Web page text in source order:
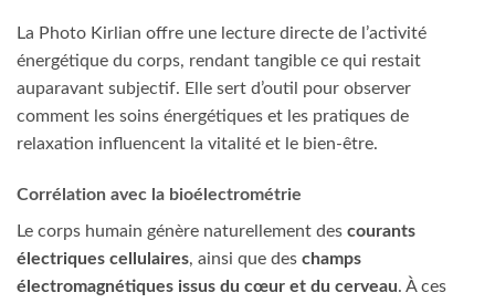
La Photo Kirlian offre une lecture directe de l’activité
énergétique du corps, rendant tangible ce qui restait
auparavant subjectif. Elle sert d’outil pour observer
comment les soins énergétiques et les pratiques de
relaxation influencent la vitalité et le bien-être.
Corrélation avec la bioélectrométrie
Le corps humain génère naturellement des courants
électriques cellulaires, ainsi que des champs
électromagnétiques issus du cœur et du cerveau. À ces